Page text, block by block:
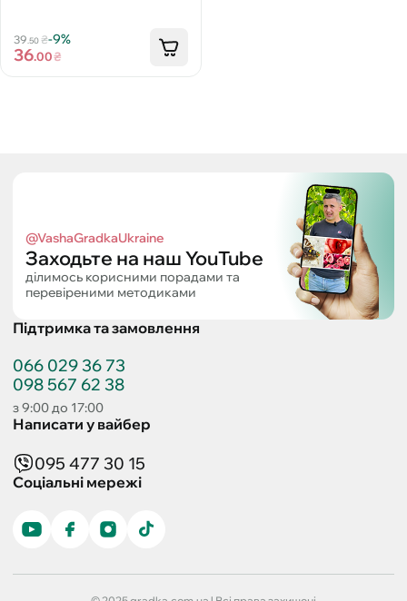
39 .50₴-9%
36.00₴
@VashaGradkaUkraine
Заходьте на наш YouTube
ділимось корисними порадами та
перевіреними методиками
Підтримка та замовлення
066 029 36 73
098 567 62 38
з 9:00 до 17:00
Написати у вайбер
095 477 30 15
Соціальні мережі